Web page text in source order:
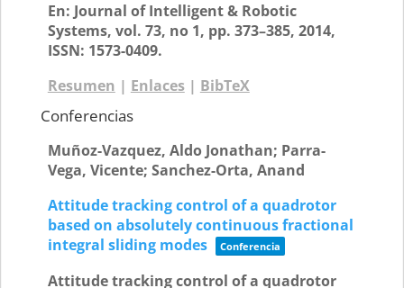
En: Journal of Intelligent & Robotic
Systems, vol. 73, no 1, pp. 373–385, 2014,
ISSN: 1573-0409.
Resumen | Enlaces| BibTeX
Conferencias
Muñoz-Vazquez, Aldo Jonathan; Parra-
Vega, Vicente; Sanchez-Orta, Anand
Attitude tracking control of a quadrotor
based on absolutely continuous fractional
integral sliding modes
Conferencia
Attitude tracking control of a quadrotor